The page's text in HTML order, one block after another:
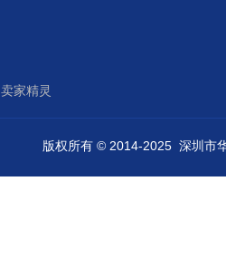
卖家精灵
版权所有 © 2014-2025 深圳